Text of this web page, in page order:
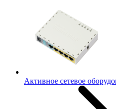
Активное сетевое